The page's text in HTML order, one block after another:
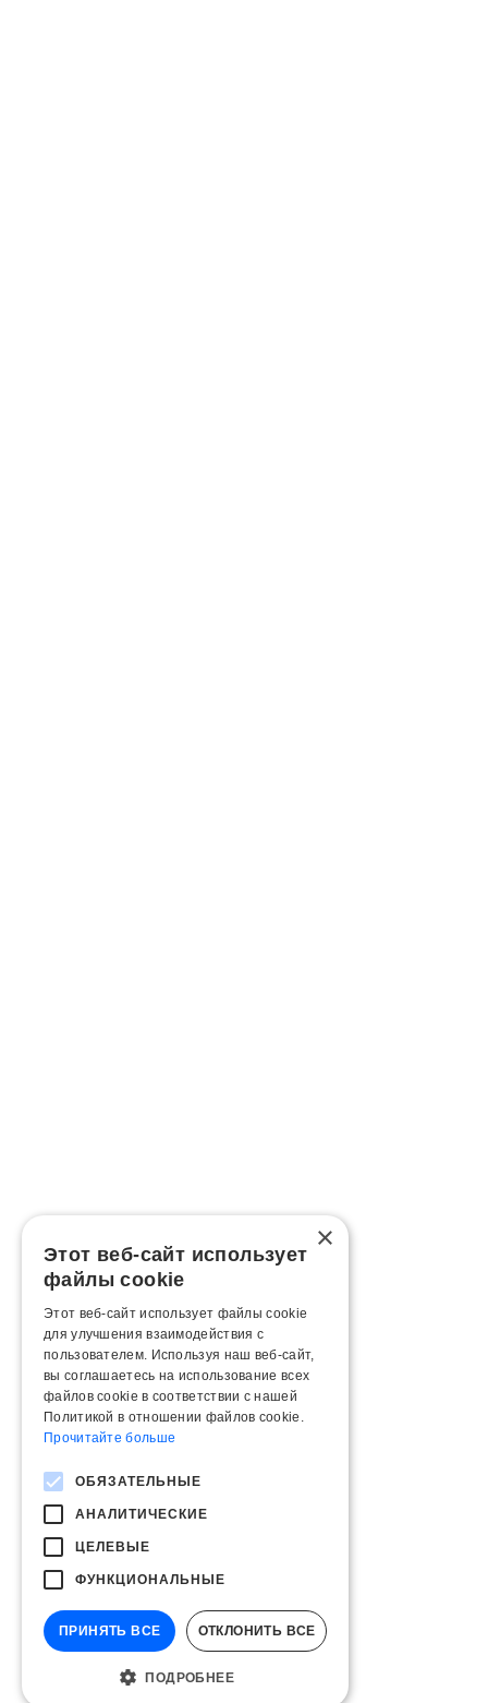
×
Этот веб-сайт использует
файлы cookie
Этот веб-сайт использует файлы cookie
для улучшения взаимодействия с
пользователем. Используя наш веб-сайт,
вы соглашаетесь на использование всех
файлов cookie в соответствии с нашей
Политикой в ​​отношении файлов cookie.
Прочитайте больше
ОБЯЗАТЕЛЬНЫЕ
АНАЛИТИЧЕСКИЕ
ЦЕЛЕВЫЕ
ФУНКЦИОНАЛЬНЫЕ
ПРИНЯТЬ ВСЕ ОТКЛОНИТЬ ВСЕ
ПОДРОБНЕЕ